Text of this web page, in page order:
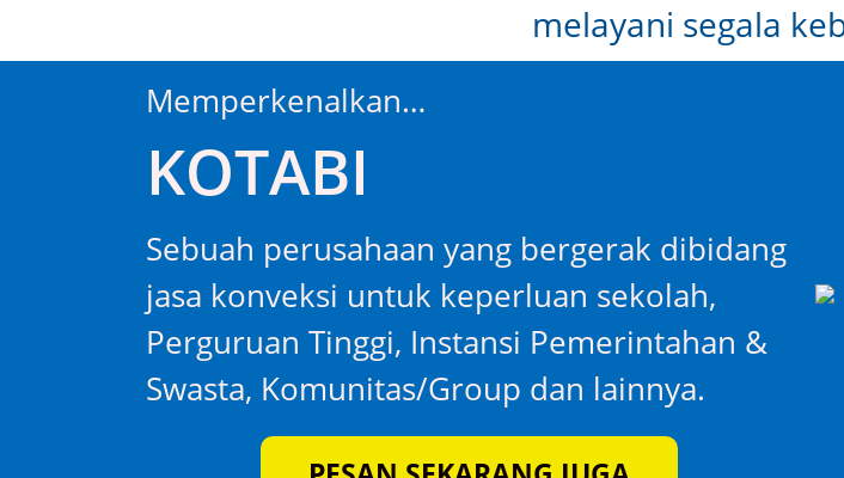
melayani segala
Memperkenalkan…
KOTABI
Sebuah perusahaan yang bergerak dibidang
jasa konveksi untuk keperluan sekolah,
Perguruan Tinggi, Instansi Pemerintahan &
Swasta, Komunitas/Group dan lainnya.